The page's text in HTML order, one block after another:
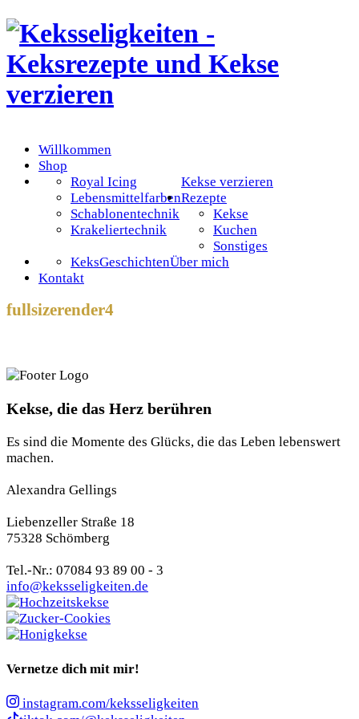
Willkommen
Shop
Kekse verzieren
Royal Icing
Lebensmittelfarben
Schablonentechnik
Krakeliertechnik
Rezepte
Kekse
Kuchen
Sonstiges
Über mich
KeksGeschichten
Kontakt
fullsizerender4
Kekse, die das Herz berühren
Es sind die Momente des Glücks, die das Leben lebenswert
machen.
Alexandra Gellings
Liebenzeller Straße 18
75328 Schömberg
Tel.-Nr.: 07084 93 89 00 - 3
info@keksseligkeiten.de
Vernetze dich mit mir!
instagram.com/keksseligkeiten